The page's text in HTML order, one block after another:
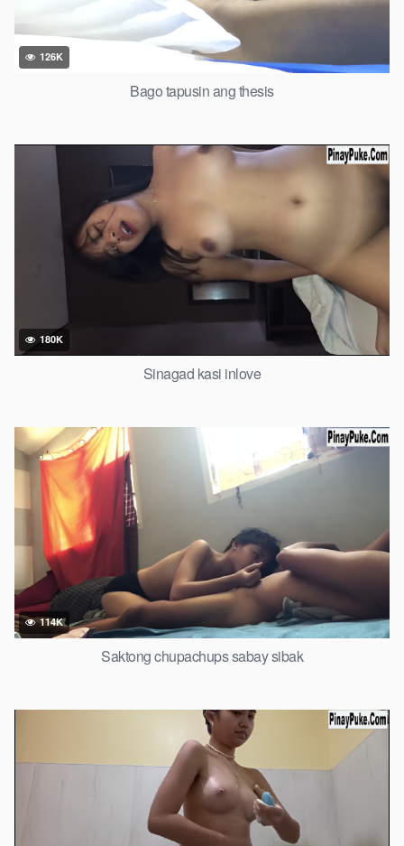
126K
Bago tapusin ang thesis
180K
Sinagad kasi inlove
114K
Saktong chupachups sabay sibak